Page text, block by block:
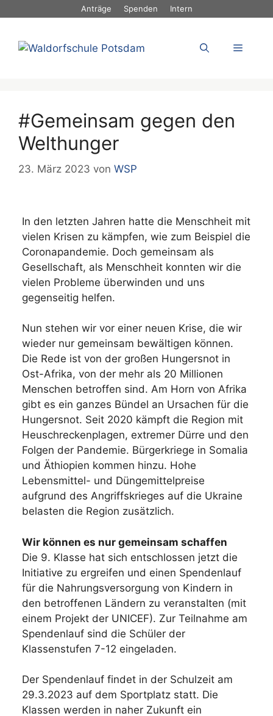
Anträge Spenden Intern
Menü
#Gemeinsam gegen den
Welthunger
23. März 2023 von WSP
In den letzten Jahren hatte die Menschheit mit
vielen Krisen zu kämpfen, wie zum Beispiel die
Coronapandemie. Doch gemeinsam als
Gesellschaft, als Menschheit konnten wir die
vielen Probleme überwinden und uns
gegenseitig helfen.
Nun stehen wir vor einer neuen Krise, die wir
wieder nur gemeinsam bewältigen können.
Die Rede ist von der großen Hungersnot in
Ost-Afrika, von der mehr als 20 Millionen
Menschen betroffen sind. Am Horn von Afrika
gibt es ein ganzes Bündel an Ursachen für die
Hungersnot. Seit 2020 kämpft die Region mit
Heuschreckenplagen, extremer Dürre und den
Folgen der Pandemie. Bürgerkriege in Somalia
und Äthiopien kommen hinzu. Hohe
Lebensmittel- und Düngemittelpreise
aufgrund des Angriffskrieges auf die Ukraine
belasten die Region zusätzlich.
Wir können es nur gemeinsam schaffen
Die 9. Klasse hat sich entschlossen jetzt die
Initiative zu ergreifen und einen Spendenlauf
für die Nahrungsversorgung von Kindern in
den betroffenen Ländern zu veranstalten (mit
einem Projekt der UNICEF). Zur Teilnahme am
Spendenlauf sind die Schüler der
Klassenstufen 7-12 eingeladen.
Der Spendenlauf findet in der Schulzeit am
29.3.2023 auf dem Sportplatz statt. Die
Klassen werden in naher Zukunft ein